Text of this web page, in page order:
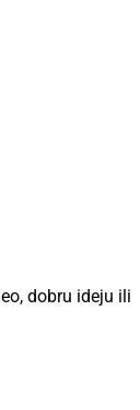
dobru ideju ili